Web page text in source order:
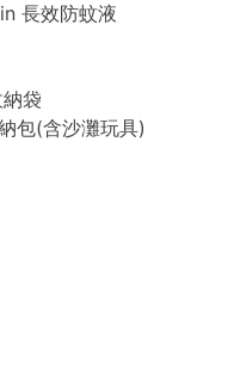
長效防蚊液
袋
包(含沙灘玩具)